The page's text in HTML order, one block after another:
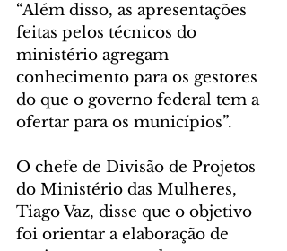
“Além disso, as apresentações
feitas pelos técnicos do
ministério agregam
conhecimento para os gestores
do que o governo federal tem a
ofertar para os municípios”.
O chefe de Divisão de Projetos
do Ministério das Mulheres,
Tiago Vaz, disse que o objetivo
foi orientar a elaboração de